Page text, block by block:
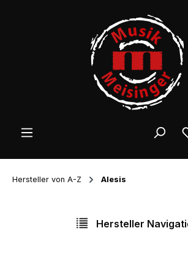
Hersteller von A-Z Alesis
Hersteller